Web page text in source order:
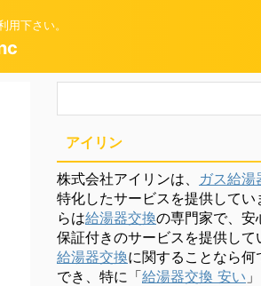
下さい。
アイリン
株式会社アイリンは、 ガス給湯
特化したサービスを提供してい
らは給湯器交換の専門家で、安
保証付きのサービスを提供して
給湯器交換に関することなら何
でき、特に「給湯器交換 安い